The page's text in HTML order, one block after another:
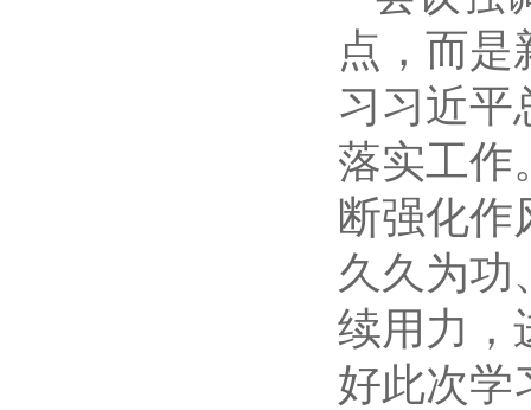
点，而是
习习近平
落实工作
断强化作
久久为功
续用力，
好此次学